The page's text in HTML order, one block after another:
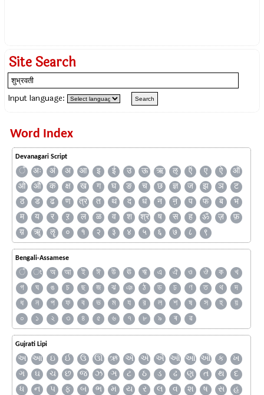
Site Search
Input language:
Word Index
Devanagari Script
ँ अः अं अ आ इ ई उ ऊ ऋ ऌ ऍ ए ऐ
ऑ
ओ
औ क क्ष ख ग घ ङ च छ ज्ञ ज झ ञ
ट
ठ
ड ढ ण त्र त थ द ध न ऩ प फ ब
भ
म
य र ऱ ल ळ व श श्र ष स ह ॐ ज़
फ़
य़
ॠ ॡ ० १ २ ३ ४ ५ ६ ७ ८ ९
Bengali-Assamese
ঁ ং অ আ ই ঈ উ ঊ ঋ এ ঐ ও ঔ ক
খ
গ
ঘ ঙ চ ছ জ ঝ ঞ ঠ ড ঢ ণ ত থ
দ
ধ
ন প ফ ব ভ ম য র ল শ ষ স হ
য়
০
১ ২ ৩ ৪ ৫ ৬ ৭ ৮ ৯ ৰ ৱ
Gujrati Lipi
અ આ ઇ ઈ ઉ ઊ ઋ ઍ એ ઐ ઑ ઓ ઔ ક
ખ
ગ
ઘ ચ છ જ ઝ ઞ ટ ઠ ડ ઢ ણ ત થ
દ
ધ
ન પ ફ બ ભ મ ય ર લ વ શ ષ સ
હ